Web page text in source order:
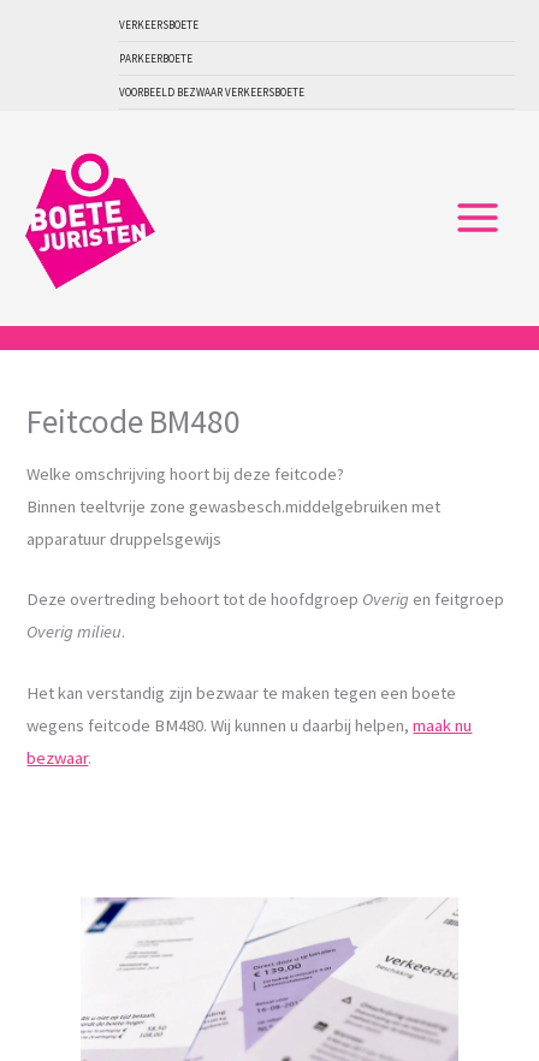
VERKEERSBOETE
PARKEERBOETE
VOORBEELD BEZWAAR VERKEERSBOETE
Feitcode BM480
Welke omschrijving hoort bij deze feitcode?
Binnen teeltvrije zone gewasbesch.middelgebruiken met
apparatuur druppelsgewijs
Deze overtreding behoort tot de hoofdgroep Overig en feitgroep
Overig milieu.
Het kan verstandig zijn bezwaar te maken tegen een boete
wegens feitcode BM480. Wij kunnen u daarbij helpen,maak nu
bezwaar.